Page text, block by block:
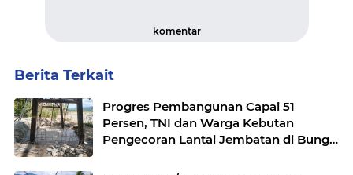
komentar
Berita Terkait
Progres Pembangunan Capai 51
Persen, TNI dan Warga Kebutan
Pengecoran Lantai Jembatan di Bunga